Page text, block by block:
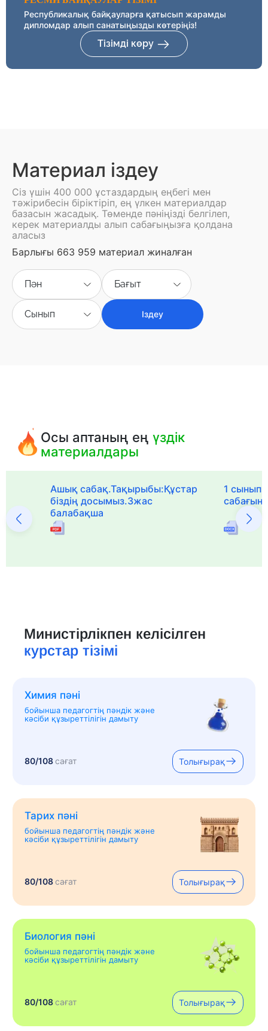
Республикалық байқауларға қатысып жарамды
дипломдар алып санатыңызды көтеріңіз!
Тізімді көру
Материал іздеу
Сіз үшін 400 000 ұстаздардың еңбегі мен
тәжірибесін біріктіріп, ең үлкен материалдар
базасын жасадық. Төменде пәніңізді белгілеп,
керек материалды алып сабағыңызға қолдана
аласыз
Барлығы 663 959 материал жиналған
Пән Бағыт
Сынып Іздеу
Осы аптаның еңүздік
материалдары
Ашық сабақ.Тақырыбы:Құстар
біздің досымыз.3жас
балабақша
1
Министірлікпен келісілген
курстар тізімі
Химия пәні
бойынша педагогтің пәндік және
кәсіби құзыреттілігін дамыту
80/108сағат Толығырақ
Тарих пәні
бойынша педагогтің пәндік және
кәсіби құзыреттілігін дамыту
80/108сағат Толығырақ
Биология пәні
бойынша педагогтің пәндік және
кәсіби құзыреттілігін дамыту
80/108сағат Толығырақ